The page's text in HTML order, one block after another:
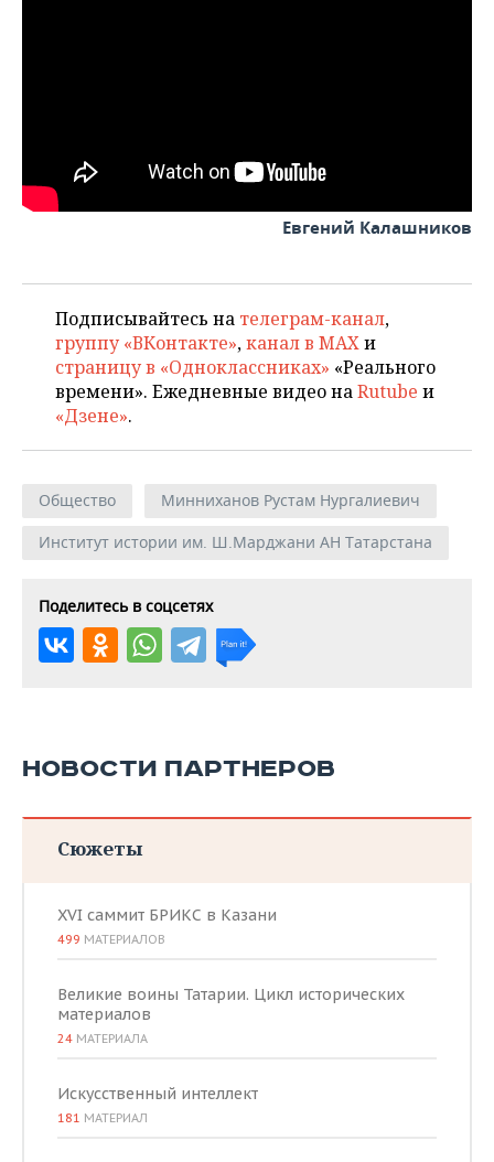
Евгений Калашников
Подписывайтесь на телеграм-канал,
группу «ВКонтакте»,канал в MAXи
страницу в «Одноклассниках» «Реального
времени». Ежедневные видео наRutube и
«Дзене».
Общество
Минниханов Рустам Нургалиевич
Институт истории им. Ш.Марджани АН Татарстана
Поделитесь в соцсетях
НОВОСТИ ПАРТНЕРОВ
Сюжеты
XVI саммит БРИКС в Казани
499 МАТЕРИАЛОВ
Великие воины Татарии. Цикл исторических
материалов
24 МАТЕРИАЛА
Искусственный интеллект
181 МАТЕРИАЛ